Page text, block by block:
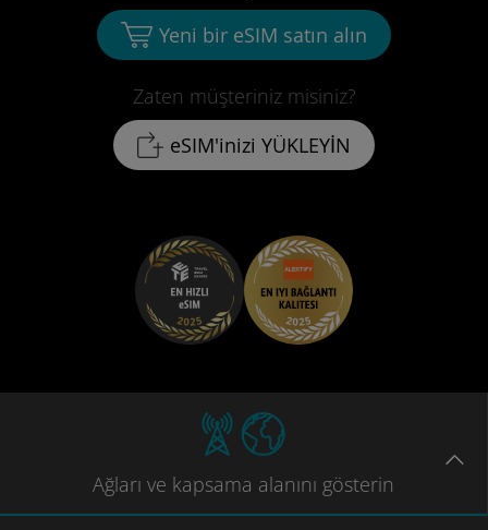
Zaten müşteriniz misiniz?
eSIM'inizi YÜKLEYİN
Yeni bir eSIM satın alın
Ağları ve kapsama alanını gösterin